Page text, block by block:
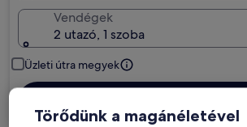
Vendégek
2 utazó, 1 szoba
Üzleti útra megyek
Törődünk a magánéletével